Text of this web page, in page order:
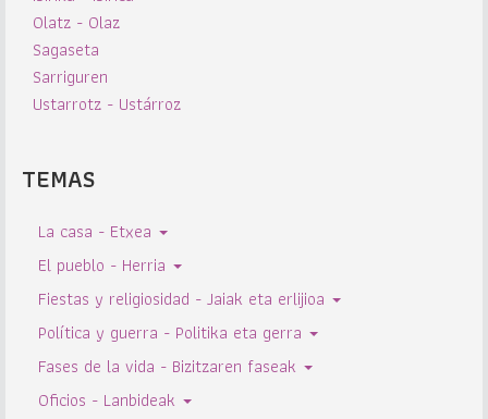
Olatz - Olaz
Sagaseta
Sarriguren
Ustarrotz - Ustárroz
TEMAS
La casa - Etxea
El pueblo - Herria
Fiestas y religiosidad - Jaiak eta erlijioa
Política y guerra - Politika eta gerra
Fases de la vida - Bizitzaren faseak
Oficios - Lanbideak